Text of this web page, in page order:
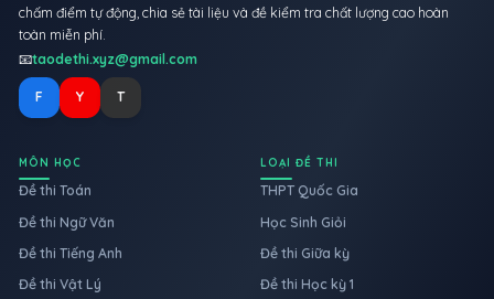
chấm điểm tự động, chia sẻ tài liệu và đề kiểm tra chất lượng cao hoàn
toàn miễn phí.
📧taodethi.xyz@gmail.com
F Y T
MÔN HỌC
Đề thi Toán
Đề thi Ngữ Văn
Đề thi Tiếng Anh
Đề thi Vật Lý
LOẠI ĐỀ THI
THPT Quốc Gia
Học Sinh Giỏi
Đề thi Giữa kỳ
Đề thi Học kỳ 1